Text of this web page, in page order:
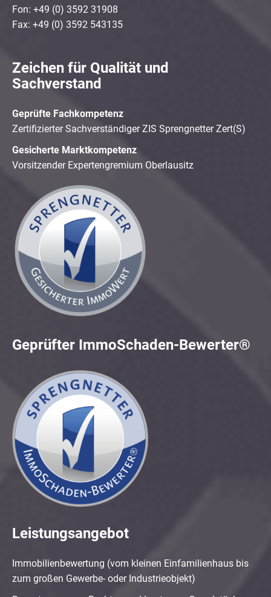
Fon: +49 (0) 3592 31908
Fax: +49 (0) 3592 543135
Zeichen für Qualität und
Sachverstand
Geprüfte Fachkompetenz
Zertifizierter Sachverständiger ZIS Sprengnetter Zert(S)
Gesicherte Marktkompetenz
Vorsitzender Expertengremium Oberlausitz
Geprüfter ImmoSchaden-Bewerter®
Leistungsangebot
Immobilienbewertung (vom kleinen Einfamilienhaus bis
zum großen Gewerbe- oder Industrieobjekt)